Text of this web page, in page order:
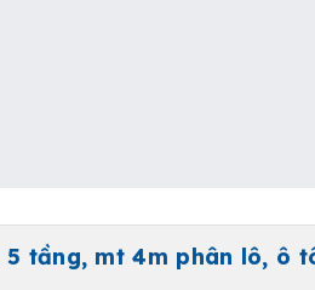
5 tầng, mt 4m phân lô, ô